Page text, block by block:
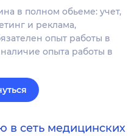
в полном обьеме: учет,
и реклама,
опыт работы в
опыта работы в
в сеть медицинских